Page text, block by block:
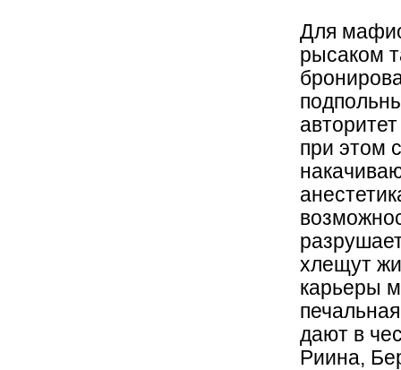
Для
рысаком
при этом
хлещут
карьеры
дают в
Риина,